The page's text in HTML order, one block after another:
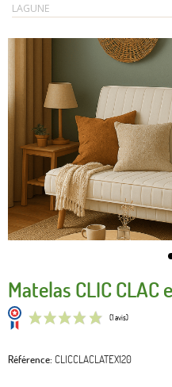
LAGUNE
Matelas CLIC CLAC
Référence CLICCLACLATEX120